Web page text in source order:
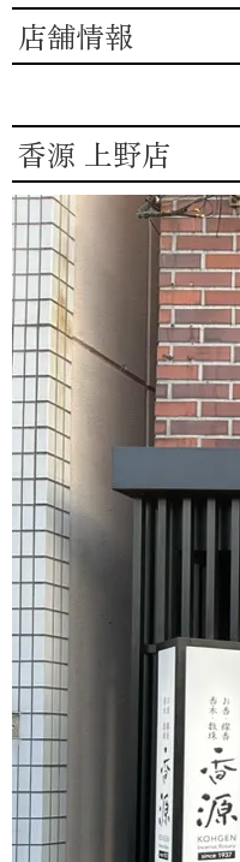
店舗情報
香源 上野店